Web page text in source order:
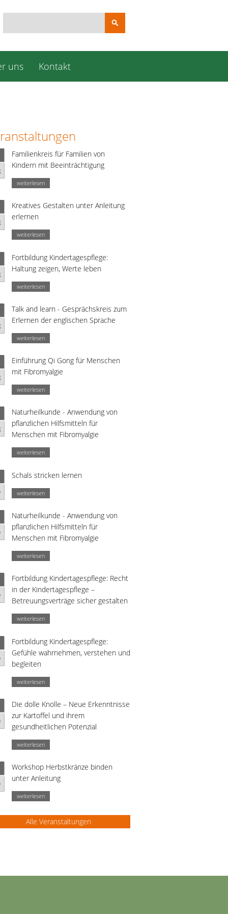
Suchbegriffe
uns Kontakt
Familienkreis für Familien von
Kindern mit Beeinträchtigung
weiterlesen
Kreatives Gestalten unter Anleitung
erlernen
weiterlesen
Fortbildung Kindertagespflege:
Haltung zeigen, Werte leben
weiterlesen
Talk and learn - Gesprächskreis zum
Erlernen der englischen Sprache
weiterlesen
Einführung Qi Gong für Menschen
mit Fibromyalgie
weiterlesen
Naturheilkunde - Anwendung von
pflanzlichen Hilfsmitteln für
Menschen mit Fibromyalgie
weiterlesen
Schals stricken lernen
weiterlesen
Naturheilkunde - Anwendung von
pflanzlichen Hilfsmitteln für
Menschen mit Fibromyalgie
weiterlesen
Fortbildung Kindertagespflege: Recht
in der Kindertagespflege –
Betreuungsverträge sicher gestalten
weiterlesen
Fortbildung Kindertagespflege:
Gefühle wahrnehmen, verstehen und
begleiten
weiterlesen
Die dolle Knolle – Neue Erkenntnisse
zur Kartoffel und ihrem
gesundheitlichen Potenzial
weiterlesen
Workshop Herbstkränze binden
unter Anleitung
weiterlesen
Alle Veranstaltungen